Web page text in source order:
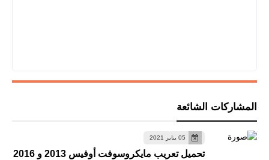
المشاركات الشائعة
05 يناير 2021
تحميل تعريب مايكروسوفت أوفيس 2013 و 2016